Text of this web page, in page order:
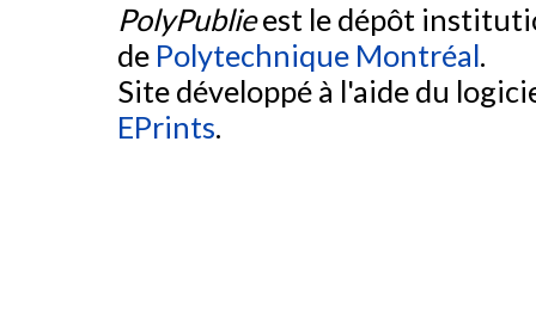
PolyPublieest le dépôt
de Polytechnique Montréal.
Site développé à l'aide du
EPrints.